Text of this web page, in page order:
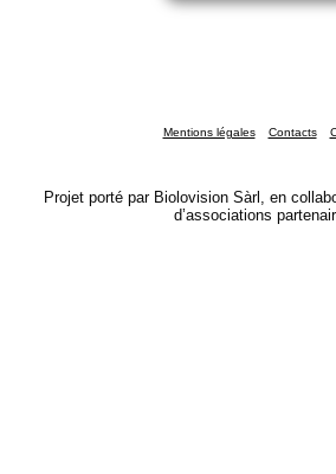
Mentions légales Contacts
Projet porté par Biolovision Sàrl, en
d’associations